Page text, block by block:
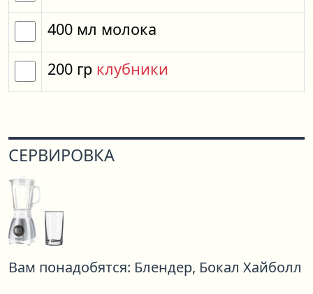
400 мл молока
200 гр клубники
СЕРВИРОВКА
Вам понадобятся: Блендер, Бокал Хайболл